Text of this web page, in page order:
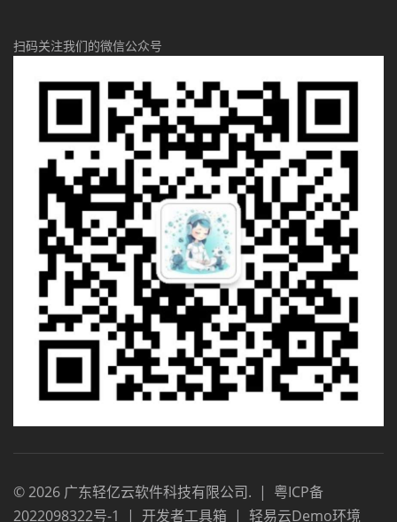
扫码关注我们的微信公众号
©2026 广东轻亿云软件科技有限公司. | 粤ICP备
2022098322号-1
| 开发者工具箱 | 轻易云Demo环境